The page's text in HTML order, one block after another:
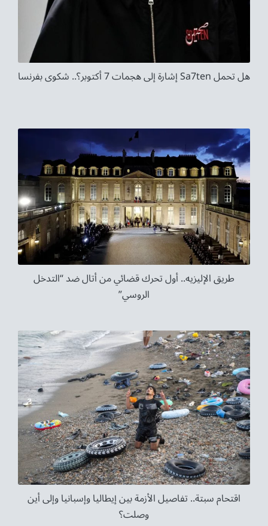
هل تحمل Sa7ten إشارة إلى هجمات 7 أكتوبر؟.. شكوى بفرنسا
طريق الإليزيه.. أول تحرك قضائي من أتال ضد “التدخل
الروسي”
اقتحام سبتة.. تفاصيل الأزمة بين إيطاليا وإسبانيا وإلى أين
وصلت؟